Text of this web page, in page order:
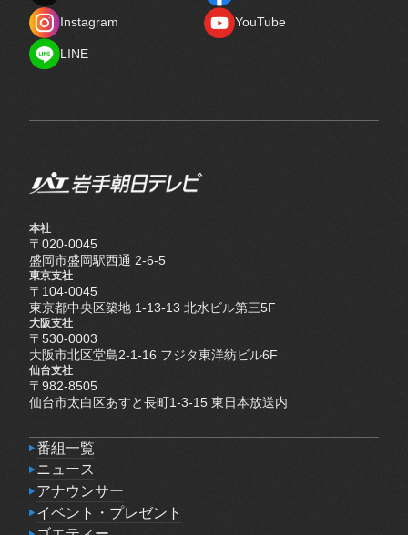
Instagram
YouTube
LINE
本社
〒020-0045
盛岡市盛岡駅西通 2-6-5
東京支社
〒104-0045
東京都中央区築地 1-13-13 北水ビル第三5F
大阪支社
〒530-0003
大阪市北区堂島2-1-16 フジタ東洋紡ビル6F
仙台支社
〒982-8505
仙台市太白区あすと長町1-3-15 東日本放送内
番組一覧
番組一覧
ニュース
ニュース
アナウンサー
アナウンサー
イベント・プレゼント